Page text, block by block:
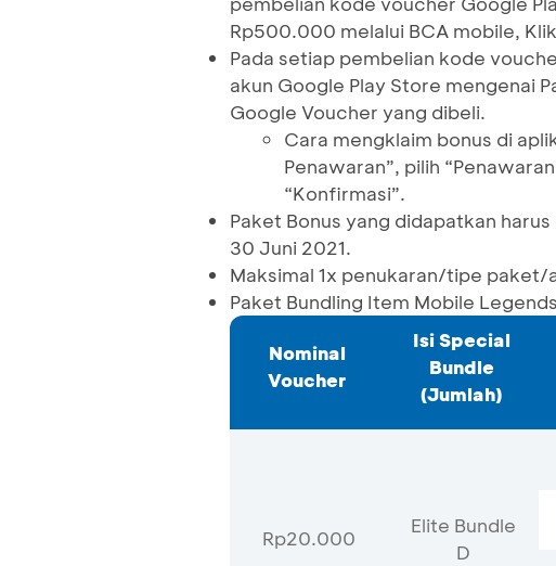
Rp500.000 melalui BCA mobile,
Pada setiap pembelian kode
akun Google Play Store mengenai
Google Voucher yang dibeli.
Cara mengklaim bonus di
Penawaran”, pilih
“Konfirmasi”.
Paket Bonus yang didapatkan
30 Juni 2021.
Maksimal 1x penukaran/tipe paket/
Paket Bundling Item Mobile
Nominal
Voucher
Isi Special
Bundle
(Jumlah)
Rp20.000
Elite Bundle
D